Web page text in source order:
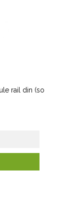
rail din (so